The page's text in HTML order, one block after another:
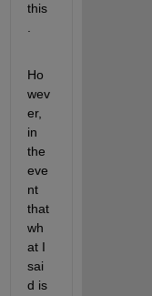
this
Ho
wev
er,
in
the
eve
nt
that
wh
at I
sai
d is